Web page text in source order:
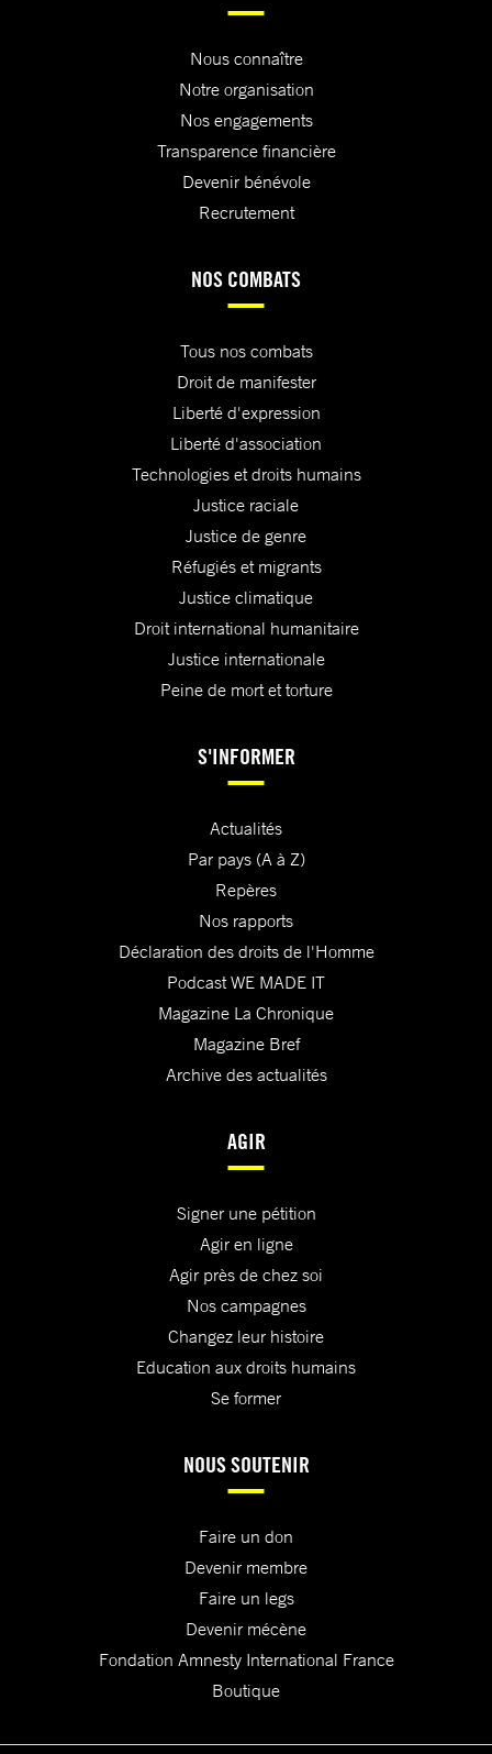
Nous connaître
Notre organisation
Nos engagements
Transparence financière
Devenir bénévole
Recrutement
NOS COMBATS
Tous nos combats
Droit de manifester
Liberté d'expression
Liberté d'association
Technologies et droits humains
Justice raciale
Justice de genre
Réfugiés et migrants
Justice climatique
Droit international humanitaire
Justice internationale
Peine de mort et torture
S'INFORMER
Actualités
Par pays (A à Z)
Repères
Nos rapports
Déclaration des droits de l'Homme
Podcast WE MADE IT
Magazine La Chronique
Magazine Bref
Archive des actualités
AGIR
Signer une pétition
Agir en ligne
Agir près de chez soi
Nos campagnes
Changez leur histoire
Education aux droits humains
Se former
NOUS SOUTENIR
Faire un don
Devenir membre
Faire un legs
Devenir mécène
Fondation Amnesty International France
Boutique